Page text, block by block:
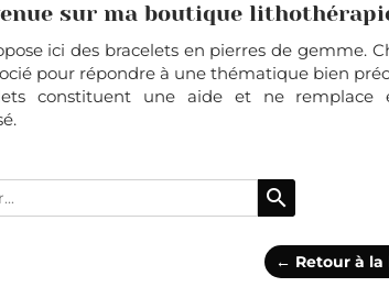
sur ma boutique
ici des bracelets en pierres de gemme.
pour répondre à une thématique bien
constituent une aide et ne
search
← Retour à la